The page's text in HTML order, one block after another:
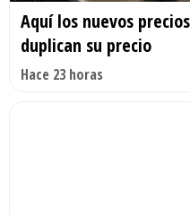
Aquí los nuevos
duplican su precio
Hace 23 horas